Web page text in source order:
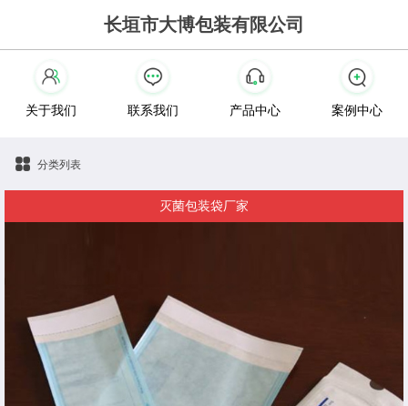
长垣市大博包装有限公司
关于我们 联系我们 产品中心 案例中心
分类列表
灭菌包装袋厂家